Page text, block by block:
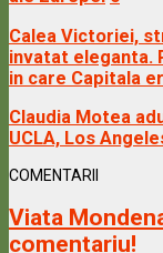
Calea Victoriei,
invatat eleganta.
in care Capitala
Claudia Motea
UCLA, Los
COMENTARII
Viata
comentariu!